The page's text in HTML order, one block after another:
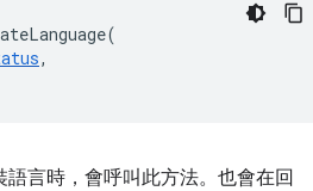
(
,
言時，會呼叫此方法。也會在回